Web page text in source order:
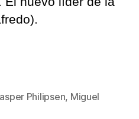
Philipsen, Miguel